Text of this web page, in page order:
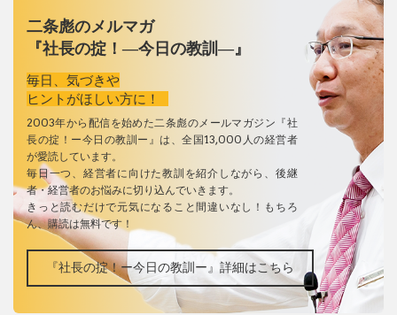
二条彪のメルマガ
『社長の掟！―今日の教訓―』
毎日、気づきや
ヒントがほしい方に！
2003年から配信を始めた二条彪のメールマガジン『社
長の掟！ー今日の教訓ー』は、全国13,000人の経営者
が愛読しています。
毎日一つ、経営者に向けた教訓を紹介しながら、後継
者・経営者のお悩みに切り込んでいきます。
きっと読むだけで元気になること間違いなし！もちろ
ん、購読は無料です！
『社長の掟！ー今日の教訓ー』詳細はこちら